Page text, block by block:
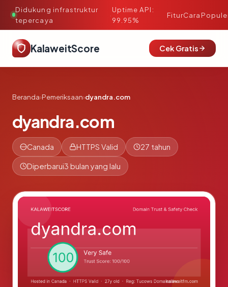
Didukung infrastruktur
tepercaya
·
Uptime API:
99.95%
FiturCara
KalaweitScore Cek Gratis
Beranda›Pemeriksaan›dyandra.com
dyandra.com
Canada HTTPS Valid 27 tahun
Diperbarui3 bulan yang lalu